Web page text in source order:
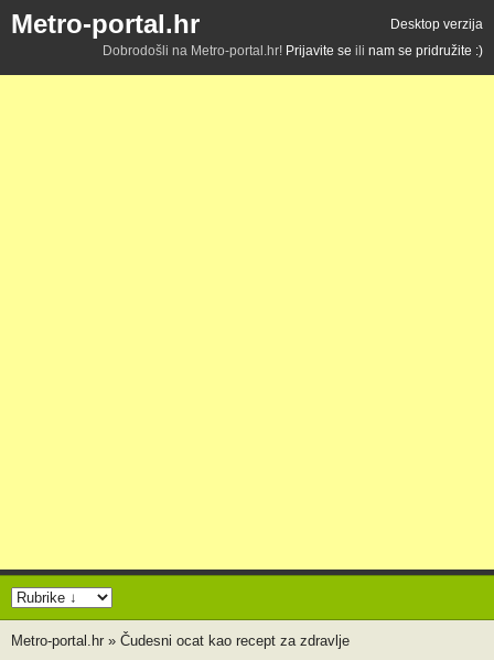
Metro-portal.hr
Desktop verzija
Dobrodošli na Metro-portal.hr! Prijavite se ili nam se pridružite :)
Metro-portal.hr » Čudesni ocat kao recept za zdravlje